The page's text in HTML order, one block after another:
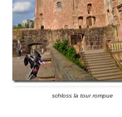
schloss la tour rompue